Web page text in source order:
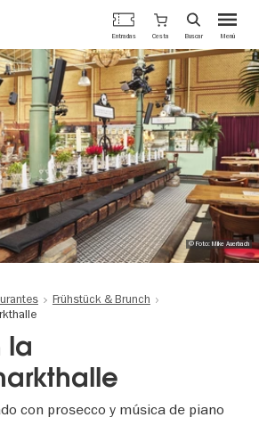
Menú
Entradas Cesta Buscar
© Foto: Mike Auerbach
Frühstück & Brunch
la
con prosecco y música de piano